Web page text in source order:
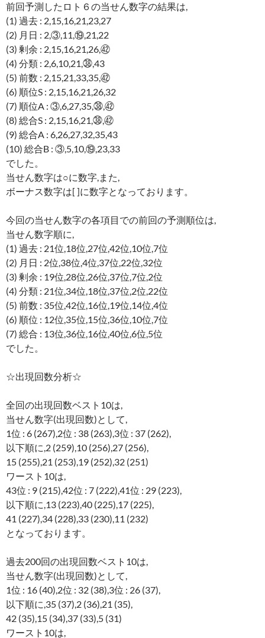
前回予測したロト６の当せん数字の結果は,
(1) 過去 : 2,15,16,21,23,27
(2) 月日 : 2,③,11,⑲,21,22
(3) 剰余 : 2,15,16,21,26,㊷
(4) 分類 : 2,6,10,21,㊳,43
(5) 前数 : 2,15,21,33,35,㊷
(6) 順位S : 2,15,16,21,26,32
(7) 順位A : ③,6,27,35,㊳,㊷
(8) 総合S : 2,15,16,21,㊳,㊷
(9) 総合A : 6,26,27,32,35,43
(10) 総合B : ③,5,10,⑲,23,33
でした。
当せん数字は○に数字,また,
ボーナス数字は[ ]に数字となっております。
今回の当せん数字の各項目での前回の予測順位は,
当せん数字順に,
(1) 過去 : 21位,18位,27位,42位,10位,7位
(2) 月日 : 2位,38位,4位,37位,22位,32位
(3) 剰余 : 19位,28位,26位,37位,7位,2位
(4) 分類 : 21位,34位,18位,37位,2位,22位
(5) 前数 : 35位,42位,16位,19位,14位,4位
(6) 順位 : 12位,35位,15位,36位,10位,7位
(7) 総合 : 13位,36位,16位,40位,6位,5位
でした。
☆出現回数分析☆
全回の出現回数ベスト10は,
当せん数字(出現回数)として,
1位 : 6 (267),2位 : 38 (263),3位 : 37 (262),
以下順に,2 (259),10 (256),27 (256),
15 (255),21 (253),19 (252),32 (251)
ワースト10は,
43位 : 9 (215),42位 : 7 (222),41位 : 29 (223),
以下順に,13 (223),40 (225),17 (225),
41 (227),34 (228),33 (230),11 (232)
となっております。
過去200回の出現回数ベスト10は,
当せん数字(出現回数)として,
1位 : 16 (40),2位 : 32 (38),3位 : 26 (37),
以下順に,35 (37),2 (36),21 (35),
42 (35),15 (34),37 (33),5 (31)
ワースト10は,